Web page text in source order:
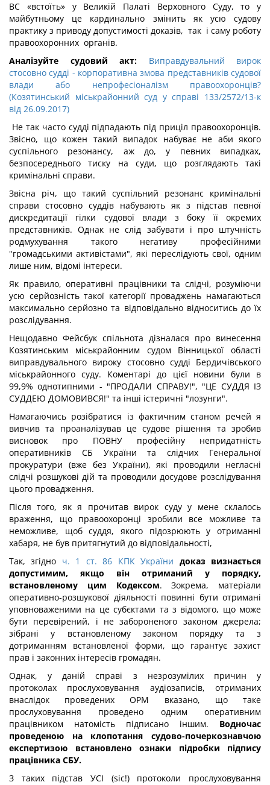
ВС «встоїть» у Великій Палаті Верховного Суду, то у
майбутньому це кардинально змінить як усю судову
практику з приводу допустимості доказів, так і саму роботу
правоохоронних органів.
Аналізуйте судовий акт:
Виправдувальний вирок
стосовно судді - корпоративна змова представників судової
влади або непрофесіоналізм правоохоронців?
(Козятинський міськрайонний суд у справі 133/2572/13-к
від 26.09.2017)
Не так часто судді підпадають під приціл правоохоронців.
Звісно, що кожен такий випадок набуває не аби якого
суспільного резонансу, аж до, у певних випадках,
безпосереднього тиску на суди, що розглядають такі
кримінальні справи.
Звісна річ, що такий суспільний резонанс кримінальні
справи стосовно суддів набувають як з підстав певної
дискредитації гілки судової влади з боку її окремих
представників. Однак не слід забувати і про штучність
родмухування такого негативу професійними
"громадськими активістами", які переслідують свої, одним
лише ним, відомі інтереси.
Як правило, оперативні працівники та слідчі, розуміючи
усю серйозність такої категорії проваджень намагаються
максимально серйозно та відповідально відноситись до їх
розслідування.
Нещодавно Фейсбук спільнота дізналася про винесення
Козятинським міськрайонним судом Вінницької області
виправдувального вироку стосовно судді Бердичівського
міськрайонного суду. Коментарі до цієї новини були в
99,9% однотипними - "ПРОДАЛИ СПРАВУ!", "ЦЕ СУДДЯ ІЗ
СУДДЕЮ ДОМОВИВСЯ!" та інші істеричні "лозунги".
Намагаючись розібратися із фактичним станом речей я
вивчив та проаналізував це судове рішення та зробив
висновок про ПОВНУ професійну непридатність
оперативників СБ України та слідчих Генеральної
прокуратури (вже без України), які проводили негласні
слідчі розшукові дій та проводили досудове розслідування
цього провадження.
Після того, як я прочитав вирок суду у мене склалось
враження, що правоохоронці зробили все можливе та
неможливе, щоб суддя, якого підозрюють у отриманні
хабаря, не був притягнутий до відповідальності,
Так, згідно ч. 1 ст. 86 КПК України доказ визнається
допустимим, якщо він отриманий у порядку,
встановленому цим Кодексом. Зокрема, матеріали
оперативно-розшукової діяльності повинні бути отримані
уповноваженими на це субєктами та з відомого, що може
бути перевірений, і не забороненого законом джерела;
зібрані у встановленому законом порядку та з
дотриманням встановленої форми, що гарантує захист
прав і законних інтересів громадян.
Однак, у даній справі з незрозумілих причин у
протоколах прослуховування аудіозаписів, отриманих
внаслідок проведених ОРМ вказано, що таке
прослуховування проведено одним оперативним
працівником натомість підписано іншим. Водночас
проведеною на клопотання судово-почеркознавчою
експертизою встановлено ознаки підробки підпису
працівника СБУ.
З таких підстав УСІ (sic!) протоколи прослуховування